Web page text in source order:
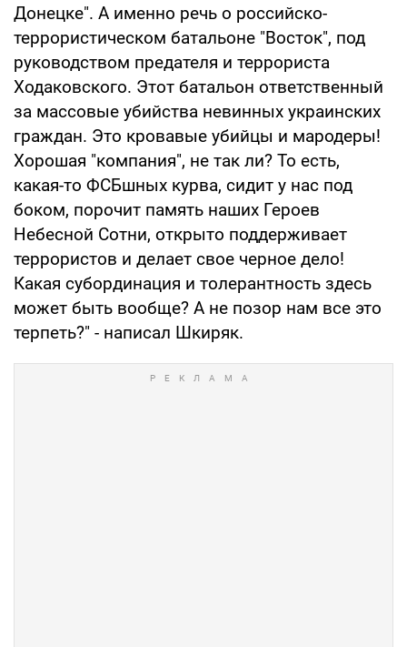
Донецке". А именно речь о российско-
террористическом батальоне "Восток", под
руководством предателя и террориста
Ходаковского. Этот батальон ответственный
за массовые убийства невинных украинских
граждан. Это кровавые убийцы и мародеры!
Хорошая "компания", не так ли? То есть,
какая-то ФСБшных курва, сидит у нас под
боком, порочит память наших Героев
Небесной Сотни, открыто поддерживает
террористов и делает свое черное дело!
Какая субординация и толерантность здесь
может быть вообще? А не позор нам все это
терпеть?" - написал Шкиряк.